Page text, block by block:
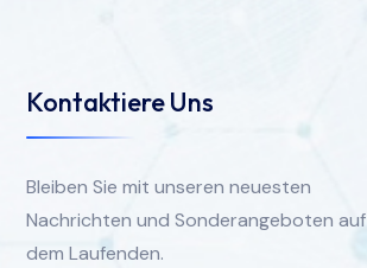
Kontaktiere Uns
Bleiben Sie mit unseren neuesten
Nachrichten und Sonderangeboten auf
dem Laufenden.